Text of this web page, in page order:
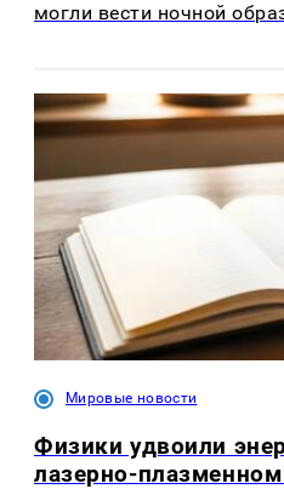
могли вести ночной
Мировые новости
Физики удвоили
лазерно-плазменном